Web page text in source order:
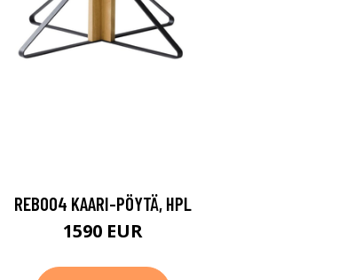
REB004 KAARI-PÖYTÄ, HPL
1590 EUR